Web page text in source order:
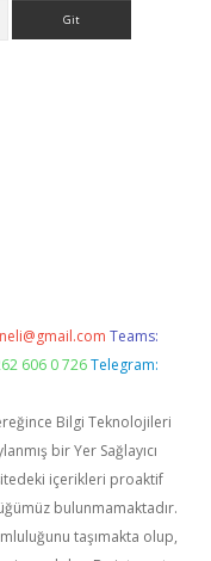
Teams:
606 0 726 Telegram:
Bilgi Teknolojileri
bir Yer Sağlayıcı
içerikleri proaktif
bulunmamaktadır.
taşımakta olup,